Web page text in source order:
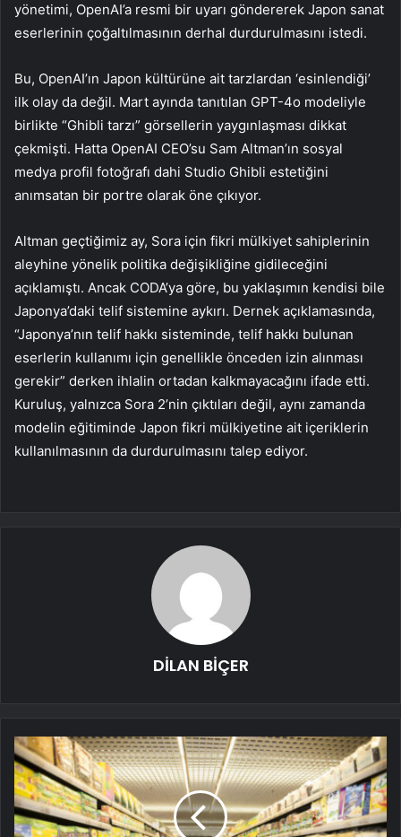
yönetimi, OpenAI’a resmi bir uyarı göndererek Japon sanat
eserlerinin çoğaltılmasının derhal durdurulmasını istedi.
Bu, OpenAI’ın Japon kültürüne ait tarzlardan ‘esinlendiği’
ilk olay da değil. Mart ayında tanıtılan GPT-4o modeliyle
birlikte “Ghibli tarzı” görsellerin yaygınlaşması dikkat
çekmişti. Hatta OpenAI CEO’su Sam Altman’ın sosyal
medya profil fotoğrafı dahi Studio Ghibli estetiğini
anımsatan bir portre olarak öne çıkıyor.
Altman geçtiğimiz ay, Sora için fikri mülkiyet sahiplerinin
aleyhine yönelik politika değişikliğine gidileceğini
açıklamıştı. Ancak CODA’ya göre, bu yaklaşımın kendisi bile
Japonya’daki telif sistemine aykırı. Dernek açıklamasında,
“Japonya’nın telif hakkı sisteminde, telif hakkı bulunan
eserlerin kullanımı için genellikle önceden izin alınması
gerekir” derken ihlalin ortadan kalkmayacağını ifade etti.
Kuruluş, yalnızca Sora 2’nin çıktıları değil, aynı zamanda
modelin eğitiminde Japon fikri mülkiyetine ait içeriklerin
kullanılmasının da durdurulmasını talep ediyor.
DİLAN BİÇER